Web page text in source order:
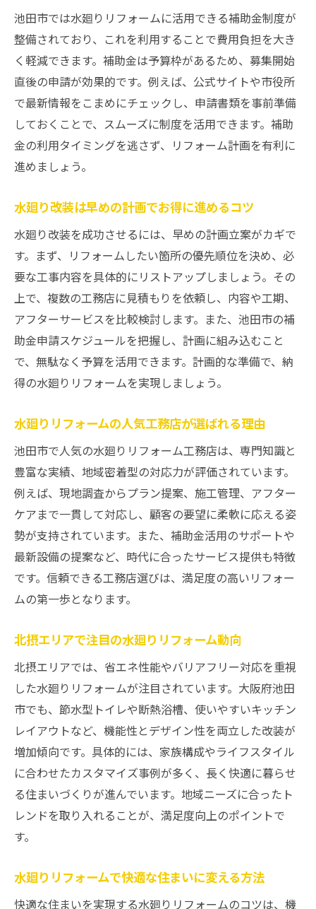
池田市では水廻りリフォームに活用できる補助金制度が
整備されており、これを利用することで費用負担を大き
く軽減できます。補助金は予算枠があるため、募集開始
直後の申請が効果的です。例えば、公式サイトや市役所
で最新情報をこまめにチェックし、申請書類を事前準備
しておくことで、スムーズに制度を活用できます。補助
金の利用タイミングを逃さず、リフォーム計画を有利に
進めましょう。
水廻り改装は早めの計画でお得に進めるコツ
水廻り改装を成功させるには、早めの計画立案がカギで
す。まず、リフォームしたい箇所の優先順位を決め、必
要な工事内容を具体的にリストアップしましょう。その
上で、複数の工務店に見積もりを依頼し、内容や工期、
アフターサービスを比較検討します。また、池田市の補
助金申請スケジュールを把握し、計画に組み込むこと
で、無駄なく予算を活用できます。計画的な準備で、納
得の水廻りリフォームを実現しましょう。
水廻りリフォームの人気工務店が選ばれる理由
池田市で人気の水廻りリフォーム工務店は、専門知識と
豊富な実績、地域密着型の対応力が評価されています。
例えば、現地調査からプラン提案、施工管理、アフター
ケアまで一貫して対応し、顧客の要望に柔軟に応える姿
勢が支持されています。また、補助金活用のサポートや
最新設備の提案など、時代に合ったサービス提供も特徴
です。信頼できる工務店選びは、満足度の高いリフォー
ムの第一歩となります。
北摂エリアで注目の水廻りリフォーム動向
北摂エリアでは、省エネ性能やバリアフリー対応を重視
した水廻りリフォームが注目されています。大阪府池田
市でも、節水型トイレや断熱浴槽、使いやすいキッチン
レイアウトなど、機能性とデザイン性を両立した改装が
増加傾向です。具体的には、家族構成やライフスタイル
に合わせたカスタマイズ事例が多く、長く快適に暮らせ
る住まいづくりが進んでいます。地域ニーズに合ったト
レンドを取り入れることが、満足度向上のポイントで
す。
水廻りリフォームで快適な住まいに変える方法
快適な住まいを実現する水廻りリフォームのコツは、機